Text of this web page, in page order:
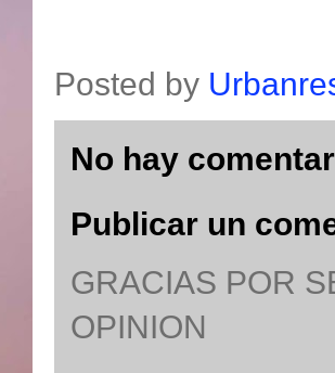
Posted by
No hay
Publicar un
GRACIAS POR
OPINION